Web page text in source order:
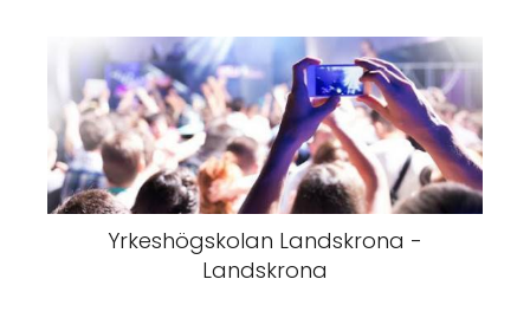
Yrkeshögskolan Landskrona -
Landskrona